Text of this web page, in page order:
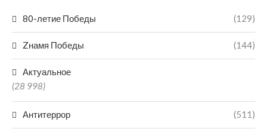
80-летие Победы (129)
Zнамя Победы (144)
Актуальное
(28 998)
Антитеррор (511)